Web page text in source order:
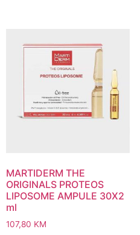
MARTIDERM THE
ORIGINALS PROTEOS
LIPOSOME AMPULE 30X2
ml
107,80 KM